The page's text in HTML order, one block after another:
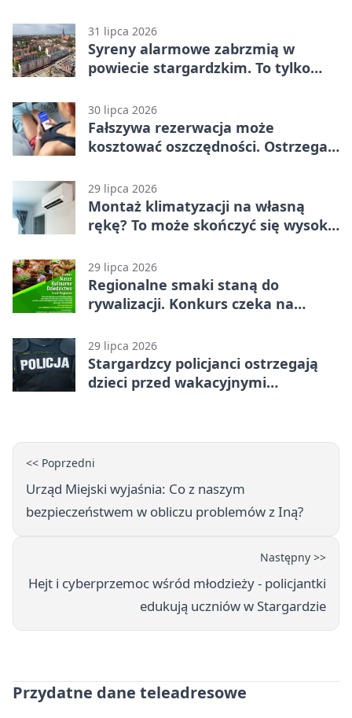
31 lipca 2026
Syreny alarmowe zabrzmią w
powiecie stargardzkim. To tylko
30 lipca 2026
Fałszywa rezerwacja może
kosztować oszczędności. Ostrzega
29 lipca 2026
Montaż klimatyzacji na własną
rękę? To może skończyć się wysoką
29 lipca 2026
Regionalne smaki staną do
rywalizacji. Konkurs czeka na
29 lipca 2026
Stargardzcy policjanci ostrzegają
dzieci przed wakacyjnymi
<< Poprzedni
Urząd Miejski wyjaśnia: Co z naszym
bezpieczeństwem w obliczu problemów z Iną?
Następny >>
Hejt i cyberprzemoc wśród młodzieży - policjantki
edukują uczniów w Stargardzie
Przydatne dane teleadresowe